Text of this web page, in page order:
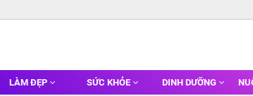
LÀM ĐẸP SỨC KHỎE DINH DƯỠNG